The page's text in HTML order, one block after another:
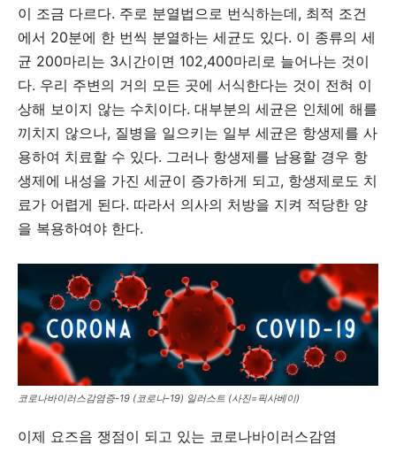
이 조금 다르다. 주로 분열법으로 번식하는데, 최적 조건
에서 20분에 한 번씩 분열하는 세균도 있다. 이 종류의 세
균 200마리는 3시간이면 102,400마리로 늘어나는 것이
다. 우리 주변의 거의 모든 곳에 서식한다는 것이 전혀 이
상해 보이지 않는 수치이다. 대부분의 세균은 인체에 해를
끼치지 않으나, 질병을 일으키는 일부 세균은 항생제를 사
용하여 치료할 수 있다. 그러나 항생제를 남용할 경우 항
생제에 내성을 가진 세균이 증가하게 되고, 항생제로도 치
료가 어렵게 된다. 따라서 의사의 처방을 지켜 적당한 양
을 복용하여야 한다.
코로나바이러스감염증-19 (코로나-19) 일러스트 (사진=픽사베이)
이제 요즈음 쟁점이 되고 있는 코로나바이러스감염